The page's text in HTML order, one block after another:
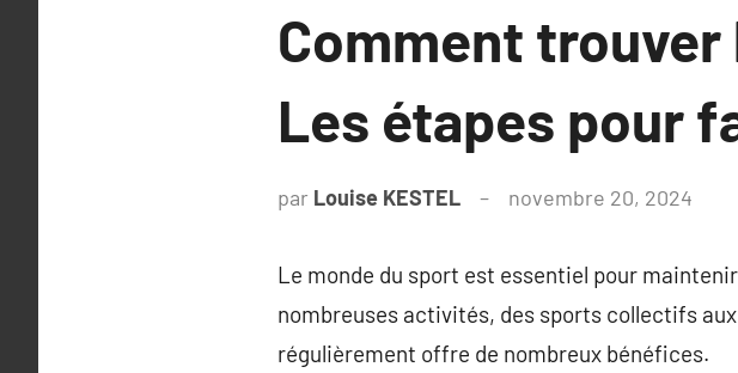
Comment
Les étapes pour
par Louise KESTEL novembre 20, 2024
Le monde du sport est essentiel pour
nombreuses activités, des sports collectifs
régulièrement offre de nombreux bénéfices.